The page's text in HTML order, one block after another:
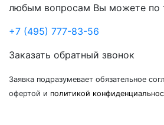
любым вопросам Вы можете по
+7 (495) 777-83-56
Заказать обратный звонок
Заявка подразумевает обязательное
офертой и политикой